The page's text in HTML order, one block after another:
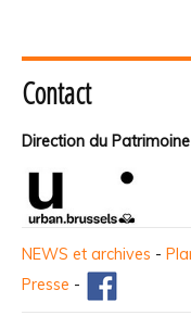
Contact
Direction du
NEWS et archives -
Presse -